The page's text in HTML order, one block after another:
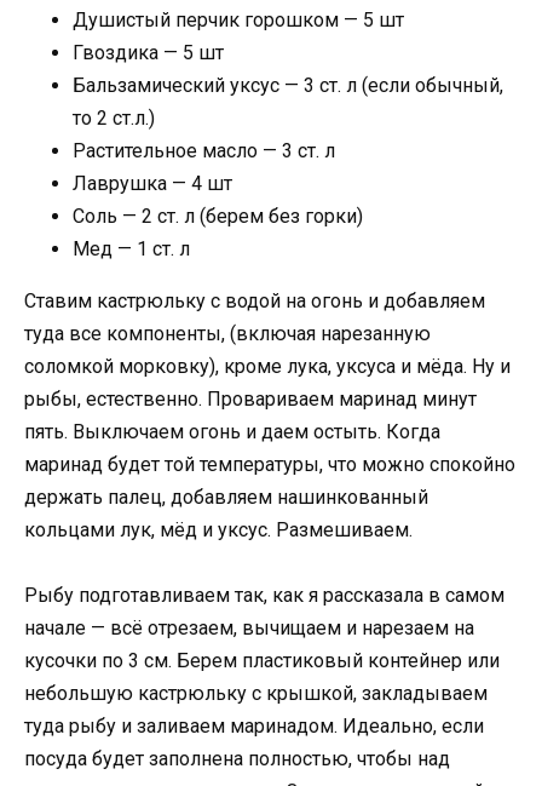
Душистый перчик горошком — 5 шт
Гвоздика — 5 шт
Бальзамический уксус — 3 ст. л (если обычный,
то 2 ст.л.)
Растительное масло — 3 ст. л
Лаврушка — 4 шт
Соль — 2 ст. л (берем без горки)
Мед — 1 ст. л
Ставим кастрюльку с водой на огонь и добавляем
туда все компоненты, (включая нарезанную
соломкой морковку), кроме лука, уксуса и мёда. Ну и
рыбы, естественно. Провариваем маринад минут
пять. Выключаем огонь и даем остыть. Когда
маринад будет той температуры, что можно спокойно
держать палец, добавляем нашинкованный
кольцами лук, мёд и уксус. Размешиваем.
Рыбу подготавливаем так, как я рассказала в самом
начале — всё отрезаем, вычищаем и нарезаем на
кусочки по 3 см. Берем пластиковый контейнер или
небольшую кастрюльку с крышкой, закладываем
туда рыбу и заливаем маринадом. Идеально, если
посуда будет заполнена полностью, чтобы над